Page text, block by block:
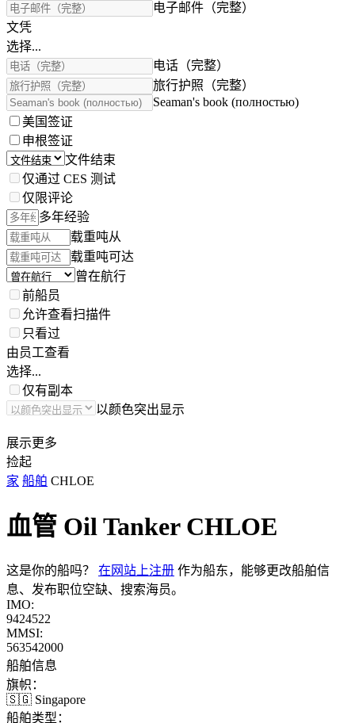
电子邮件（完整）
文凭
选择...
电话（完整）
旅行护照（完整）
Seaman's book (полностью)
美国签证
申根签证
文件结束
仅通过 CES 测试
仅限评论
多年经验
载重吨从
载重吨可达
曾在航行
前船员
允许查看扫描件
只看过
由员工查看
选择...
仅有副本
以颜色突出显示
展示更多
捡起
家 船舶 CHLOE
血管 Oil TankerCHLOE
这是你的船吗？ 在网站上注册 作为船东，能够更改船舶信
息、发布职位空缺、搜索海员。
IMO:
9424522
MMSI:
563542000
船舶信息
旗帜：
🇸🇬 Singapore
船舶类型：